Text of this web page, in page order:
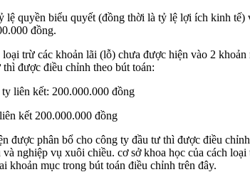
lệ quyền biểu quyết (đồng thời là tỷ lệ lợi ích kinh
đồng.
loại trừ các khoản lãi (lỗ) chưa được hiện vào 2
được điều chỉnh theo bút toán:
liên kết: 200.000.000 đồng
kết 200.000.000 đồng
được phân bổ cho công ty đầu tư thì được điều
nghiệp vụ xuôi chiều. cơ sở khoa học của cách
khoản mục trong bút toán điều chỉnh trên đây.